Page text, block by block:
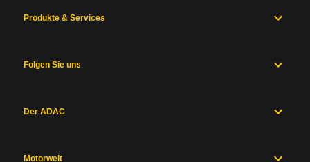
Produkte & Services
Folgen Sie uns
Der ADAC
Motorwelt